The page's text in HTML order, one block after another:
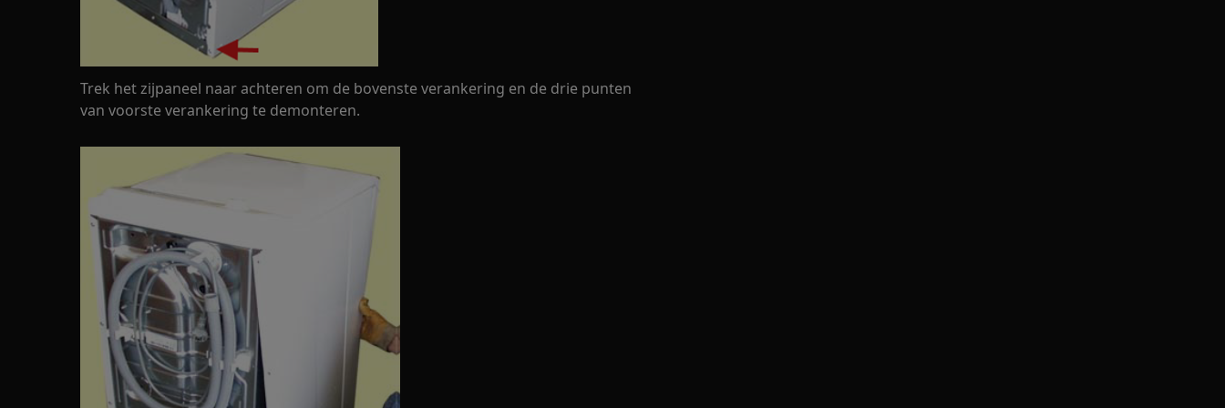
Trek het zijpaneel naar achteren om de bovenste verankering en de drie punten
van voorste verankering te demonteren.